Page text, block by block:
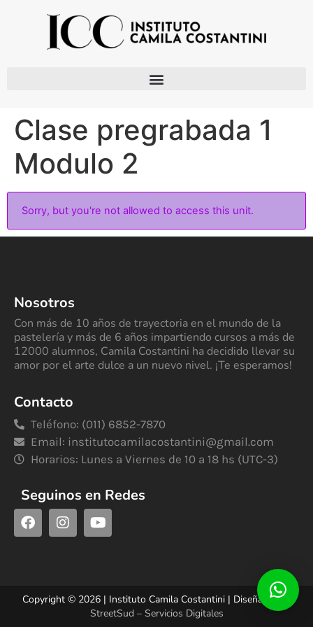
Clase pregrabada 1
Modulo 2
Sorry, but you're not allowed to access this unit.
Nosotros
Con más de 10 años de trayectoria en el mundo de la
pastelería y más de 6 años impartiendo cursos a más de
12000 alumnos, Camila Costantini ha decidido llevar su
amor por el arte dulce a un nuevo nivel. ¡Te esperamos!
Contacto
Teléfono: (011) 6852-7870
Email: institutocamilacostantini@gmail.com
Horarios: Lunes a Viernes de 10 a 18 hs (UTC-3)
Seguinos en Redes
Copyright © 2026 | Instituto Camila Costantini | Diseñado por
StreetSud – Servicios Digitales